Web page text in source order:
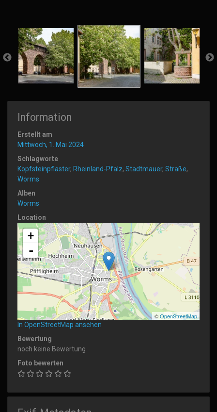
Information
Erstellt am
Mittwoch, 1. Mai 2024
Schlagworte
Kopfsteinpflaster, Rheinland-Pfalz, Stadtmauer, Straße,
Worms
Alben
Worms
Location
+
-
©OpenStreetMap
In OpenStreetMap ansehen
Bewertung
noch keine Bewertung
Foto bewerten